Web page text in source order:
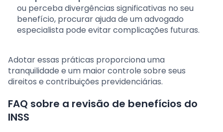
ou perceba divergências significativas no seu
benefício, procurar ajuda de um advogado
especialista pode evitar complicações futuras.
Adotar essas práticas proporciona uma
tranquilidade e um maior controle sobre seus
direitos e contribuições previdenciárias.
FAQ sobre a revisão de benefícios do
INSS